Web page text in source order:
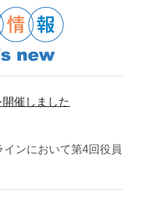
催しました
ンにおいて第4回役員